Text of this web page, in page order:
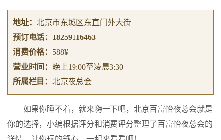
地址： 北京市东城区东直门外大街
预订电话： 18259116463
消费价格： 588¥
营业时间：
晚上19:00至凌晨3:30
所属栏目： 北京夜总会
如果你睡不着，就来嗨一下吧，北京百富怡夜总会就是
你的选择，小编根据评分和消费评分整理了百富怡夜总会的